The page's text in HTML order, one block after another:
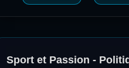
Sport et Passion -